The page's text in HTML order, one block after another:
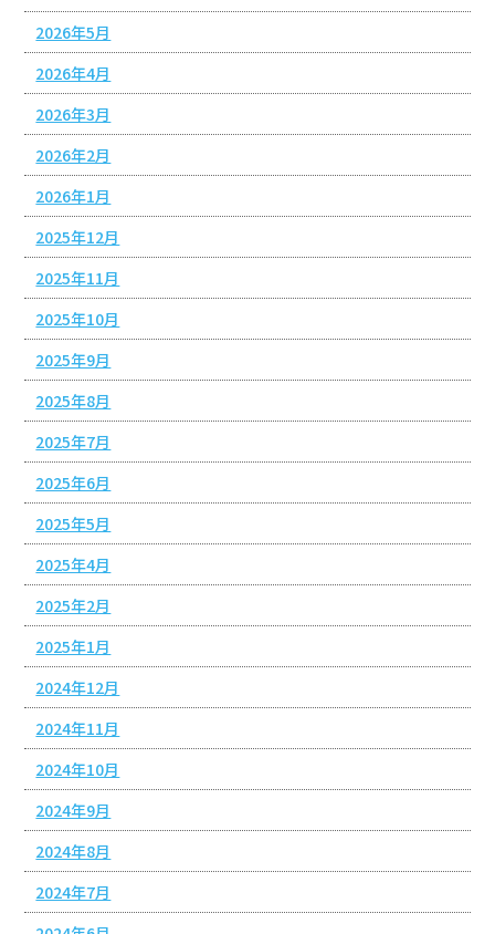
2026年5月
2026年4月
2026年3月
2026年2月
2026年1月
2025年12月
2025年11月
2025年10月
2025年9月
2025年8月
2025年7月
2025年6月
2025年5月
2025年4月
2025年2月
2025年1月
2024年12月
2024年11月
2024年10月
2024年9月
2024年8月
2024年7月